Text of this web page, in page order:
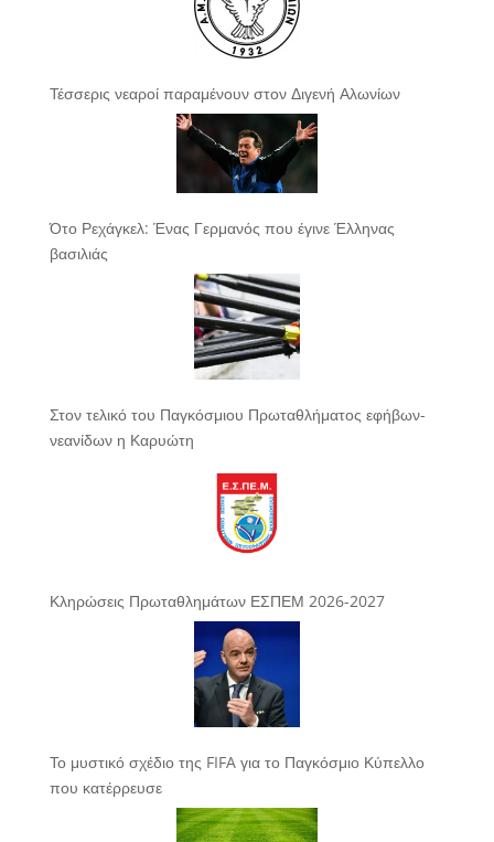
Τέσσερις νεαροί παραμένουν στον Διγενή Αλωνίων
Ότο Ρεχάγκελ: Ένας Γερμανός που έγινε Έλληνας
βασιλιάς
Στον τελικό του Παγκόσμιου Πρωταθλήματος εφήβων-
νεανίδων η Καρυώτη
Κληρώσεις Πρωταθλημάτων ΕΣΠΕΜ 2026-2027
Το μυστικό σχέδιο της FIFA για το Παγκόσμιο Κύπελλο
που κατέρρευσε